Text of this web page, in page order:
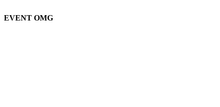
EVENT OMG